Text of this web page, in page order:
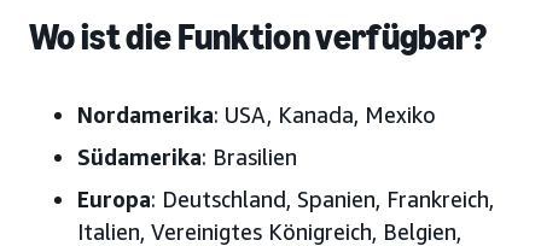
Wo ist die Funktion verfügbar?
Nordamerika: USA, Kanada, Mexiko
Südamerika: Brasilien
Europa: Deutschland, Spanien, Frankreich,
Italien, Vereinigtes Königreich, Belgien,